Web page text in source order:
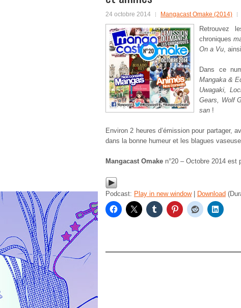
24 octobre 2014 Mangacast Omake (2014)
Retrouvez
chroniques
On a Vu,
Dans ce
Mangaka &
Uwagaki,
Gears, Wolf
san !
Environ 2 heures d’émission pour partager,
dans la bonne humeur et les blagues
Mangacast Omake n°20 – Octobre 2014 est
Podcast: Play in new window| Download